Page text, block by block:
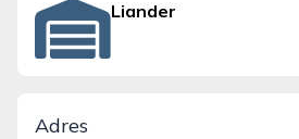
Liander
Adres